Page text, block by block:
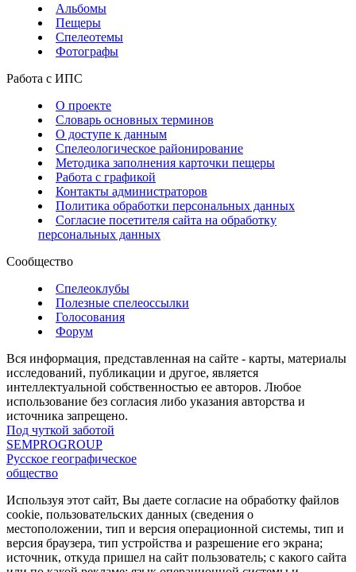
Альбомы
Пещеры
Спелеотемы
Фотографы
Работа с ИПС
О проекте
Словарь основных терминов
О доступе к данным
Спелеологическое районирование
Методика заполнения карточки пещеры
Работа с графикой
Контакты администраторов
Политика обработки персональных данных
Согласие посетителя сайта на обработку
персональных данных
Сообщество
Спелеоклубы
Полезные спелеоссылки
Голосования
Форум
Вся информация, представленная на сайте - карты, материалы
исследований, публикации и другое, является
интеллектуальной собственностью ее авторов. Любое
использование без согласия либо указания авторства и
источника запрещено.
Под чуткой заботой
SEMPROGROUP
Русское географическое
общество
Используя этот сайт, Вы даете согласие на обработку файлов
cookie, пользовательских данных (сведения о
местоположении, тип и версия операционной системы, тип и
версия браузера, тип устройства и разрешение его экрана;
источник, откуда пришел на сайт пользователь; с какого сайта